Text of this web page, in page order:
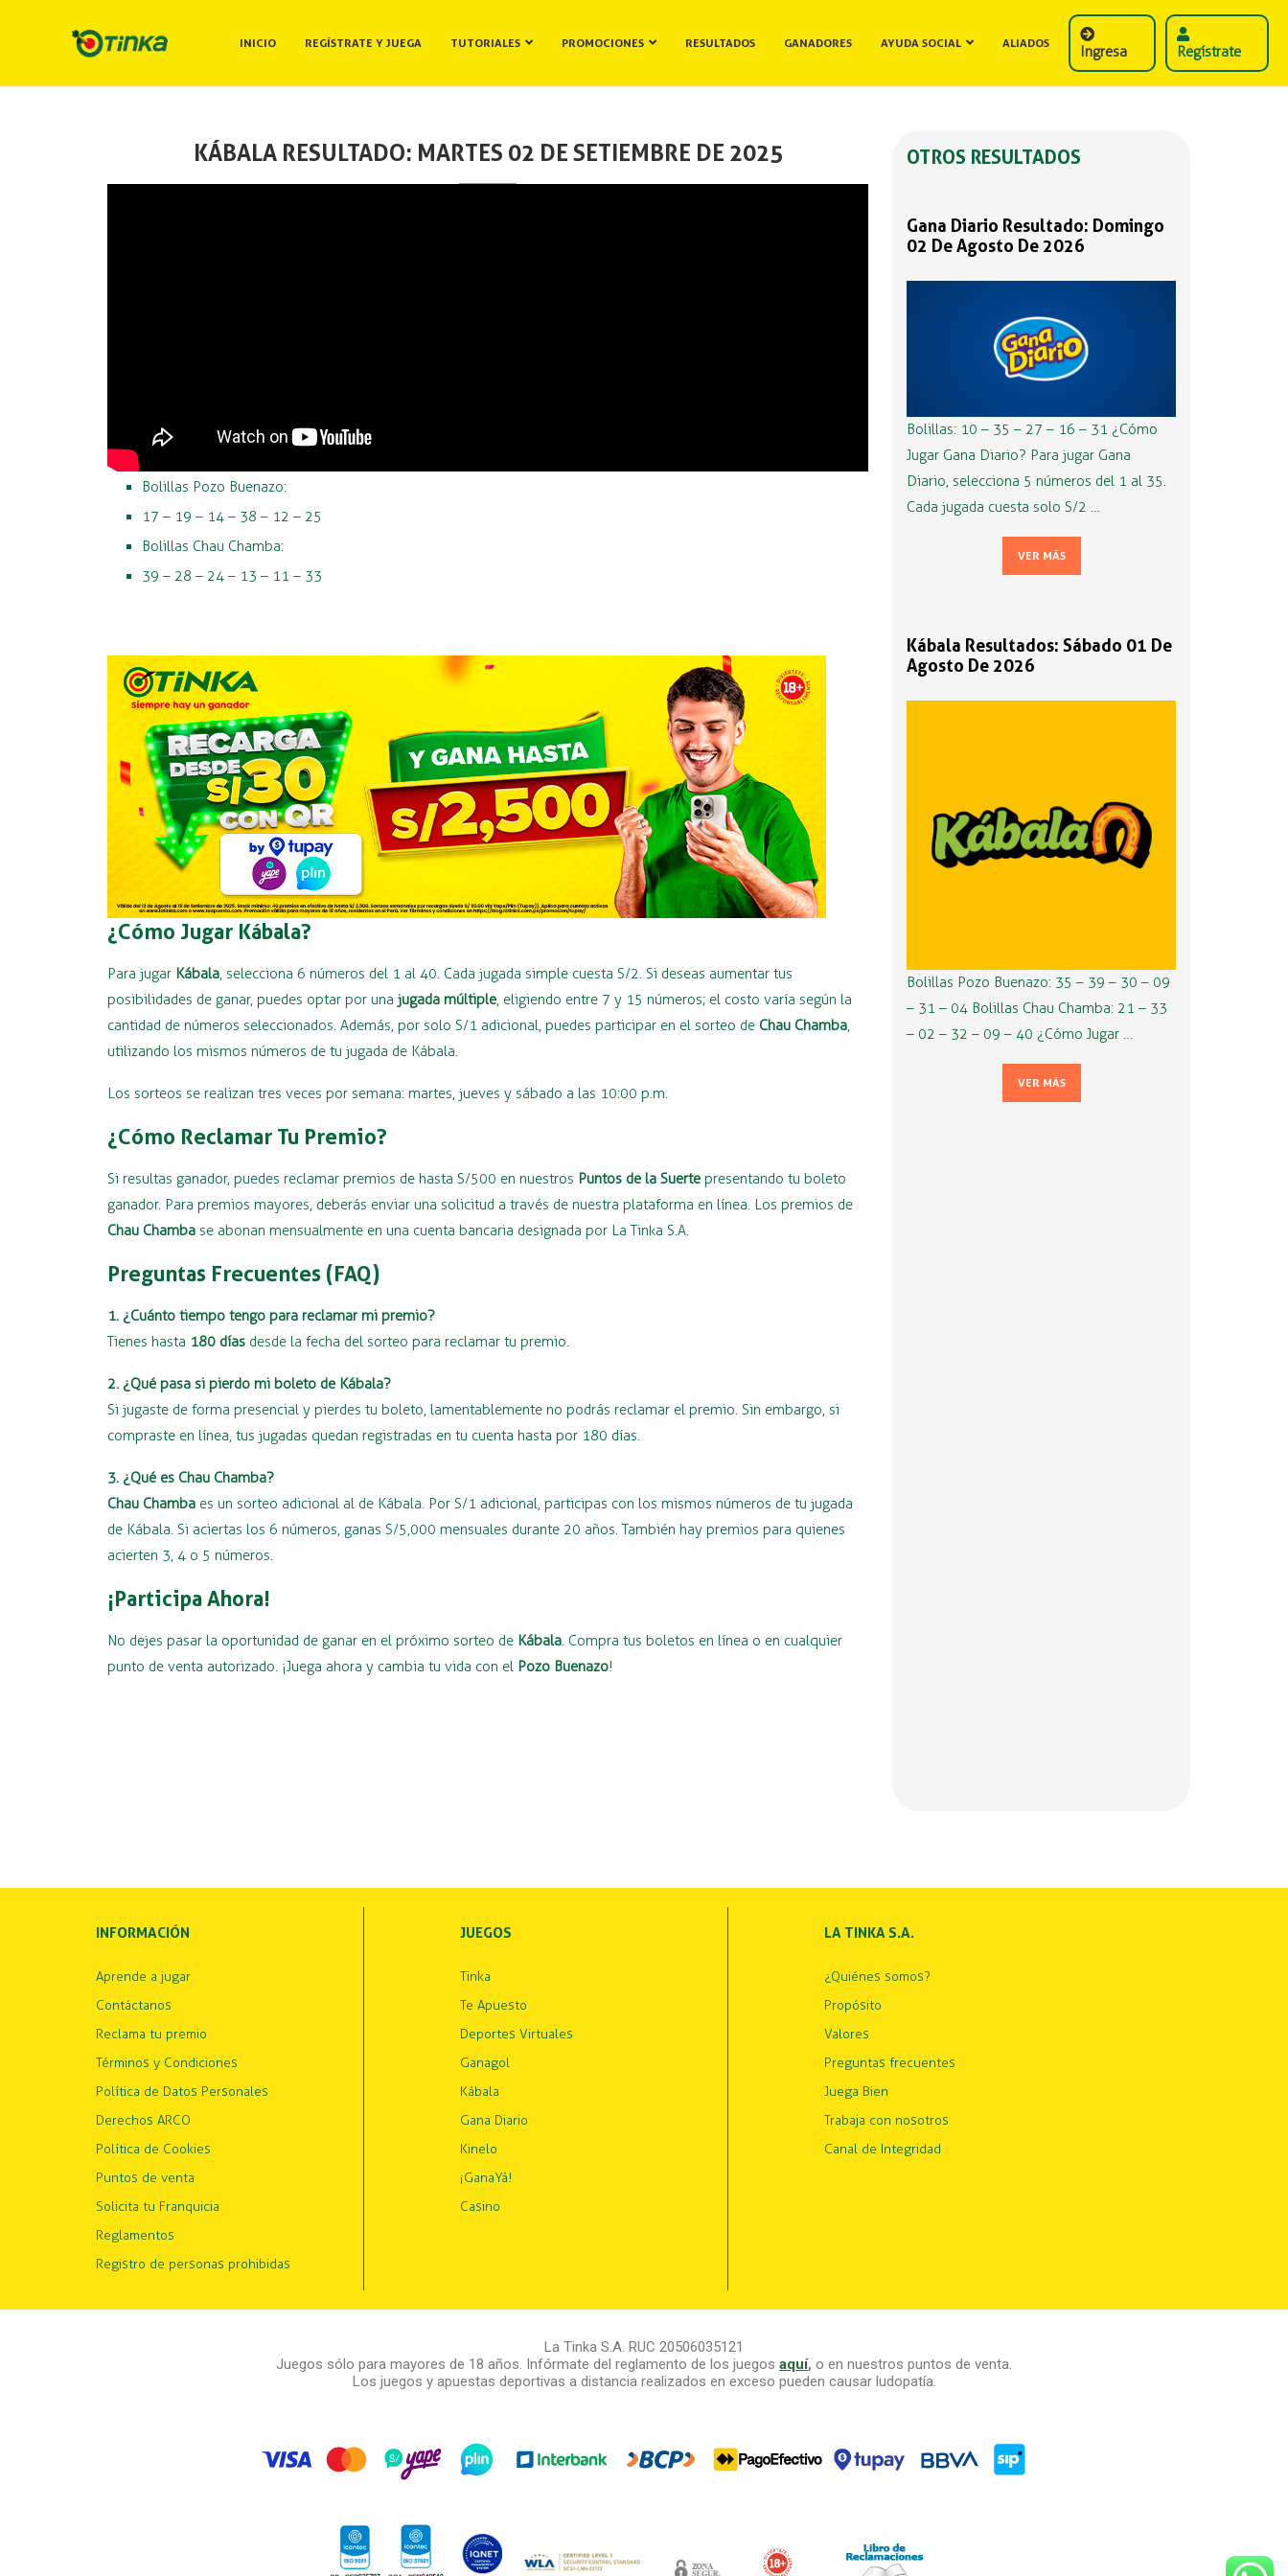
INICIO REGÍSTRATE Y JUEGA TUTORIALES PROMOCIONES RESULTADOS GANADORES AYUDA SOCIAL ALIADOS Ingresa Regístrate
KÁBALA RESULTADO: MARTES 02 DE SETIEMBRE DE 2025
Bolillas Pozo Buenazo:
17 – 19 – 14 – 38 – 12 – 25
Bolillas Chau Chamba:
39 – 28 – 24 – 13 – 11 – 33
¿Cómo Jugar Kábala?
Para jugar Kábala, selecciona 6 números del 1 al 40. Cada jugada simple cuesta S/2. Si deseas aumentar tus
posibilidades de ganar, puedes optar por una jugada múltiple, eligiendo entre 7 y 15 números; el costo varía según la
cantidad de números seleccionados. Además, por solo S/1 adicional, puedes participar en el sorteo de Chau Chamba,
utilizando los mismos números de tu jugada de Kábala.
Los sorteos se realizan tres veces por semana: martes, jueves y sábado a las 10:00 p.m.
¿Cómo Reclamar Tu Premio?
Si resultas ganador, puedes reclamar premios de hasta S/500 en nuestros Puntos de la Suerte presentando tu boleto
ganador. Para premios mayores, deberás enviar una solicitud a través de nuestra plataforma en línea. Los premios de
Chau Chamba se abonan mensualmente en una cuenta bancaria designada por La Tinka S.A.
Preguntas Frecuentes (FAQ)
1. ¿Cuánto tiempo tengo para reclamar mi premio?
Tienes hasta 180 días desde la fecha del sorteo para reclamar tu premio.
2. ¿Qué pasa si pierdo mi boleto de Kábala?
Si jugaste de forma presencial y pierdes tu boleto, lamentablemente no podrás reclamar el premio. Sin embargo, si
compraste en línea, tus jugadas quedan registradas en tu cuenta hasta por 180 días.
3. ¿Qué es Chau Chamba?
Chau Chamba es un sorteo adicional al de Kábala. Por S/1 adicional, participas con los mismos números de tu jugada
de Kábala. Si aciertas los 6 números, ganas S/5,000 mensuales durante 20 años. También hay premios para quienes
acierten 3, 4 o 5 números.
¡Participa Ahora!
No dejes pasar la oportunidad de ganar en el próximo sorteo de Kábala. Compra tus boletos en línea o en cualquier
punto de venta autorizado. ¡Juega ahora y cambia tu vida con el Pozo Buenazo!
OTROS RESULTADOS
Gana Diario Resultado: Domingo
02 De Agosto De 2026
Bolillas: 10 – 35 – 27 – 16 – 31 ¿Cómo
Jugar Gana Diario? Para jugar Gana
Diario, selecciona 5 números del 1 al 35.
Cada jugada cuesta solo S/2 …
VER MÁS
Kábala Resultados: Sábado 01 De
Agosto De 2026
Bolillas Pozo Buenazo: 35 – 39 – 30 – 09
– 31 – 04 Bolillas Chau Chamba: 21 – 33
– 02 – 32 – 09 – 40 ¿Cómo Jugar …
VER MÁS
INFORMACIÓN
Aprende a jugar
Contáctanos
Reclama tu premio
Términos y Condiciones
Política de Datos Personales
Derechos ARCO
Política de Cookies
Puntos de venta
Solicita tu Franquicia
Reglamentos
Registro de personas prohibidas
JUEGOS
Tinka
Te Apuesto
Deportes Virtuales
Ganagol
Kábala
Gana Diario
Kinelo
¡GanaYá!
Casino
LA TINKA S.A.
¿Quiénes somos?
Propósito
Valores
Preguntas frecuentes
Juega Bien
Trabaja con nosotros
Canal de Integridad
La Tinka S.A. RUC 20506035121
Juegos sólo para mayores de 18 años. Infórmate del reglamento de los juegos aquí, o en nuestros puntos de venta.
Los juegos y apuestas deportivas a distancia realizados en exceso pueden causar ludopatía.